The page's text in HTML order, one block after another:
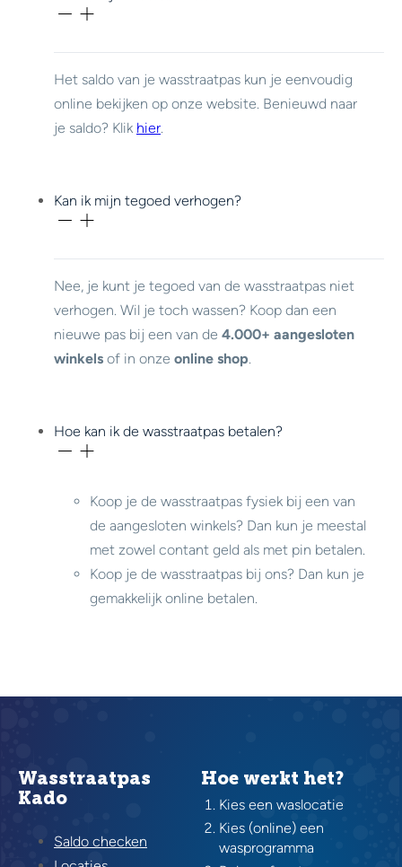
Het saldo van je wasstraatpas kun je eenvoudig
online bekijken op onze website. Benieuwd naar
je saldo? Klik hier.
Kan ik mijn tegoed verhogen?
Nee, je kunt je tegoed van de wasstraatpas niet
verhogen. Wil je toch wassen? Koop dan een
nieuwe pas bij een van de 4.000+ aangesloten
winkels of in onze online shop.
Hoe kan ik de wasstraatpas betalen?
Koop je de wasstraatpas fysiek bij een van
de aangesloten winkels? Dan kun je meestal
met zowel contant geld als met pin betalen.
Koop je de wasstraatpas bij ons? Dan kun je
gemakkelijk online betalen.
Wasstraatpas
Kado
Saldo checken
Hoe werkt het?
Kies een waslocatie
Kies (online) een
wasprogramma